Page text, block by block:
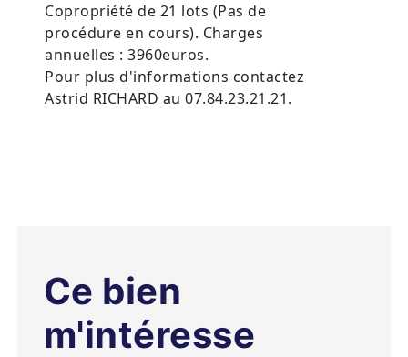
Copropriété de 21 lots (Pas de
procédure en cours). Charges
annuelles : 3960euros.
Pour plus d'informations contactez
Astrid RICHARD au 07.84.23.21.21.
Ce bien
m'intéresse